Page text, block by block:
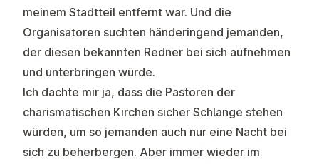
meinem Stadtteil entfernt war. Und die
Organisatoren suchten händeringend jemanden,
der diesen bekannten Redner bei sich aufnehmen
und unterbringen würde.
Ich dachte mir ja, dass die Pastoren der
charismatischen Kirchen sicher Schlange stehen
würden, um so jemanden auch nur eine Nacht bei
sich zu beherbergen. Aber immer wieder im